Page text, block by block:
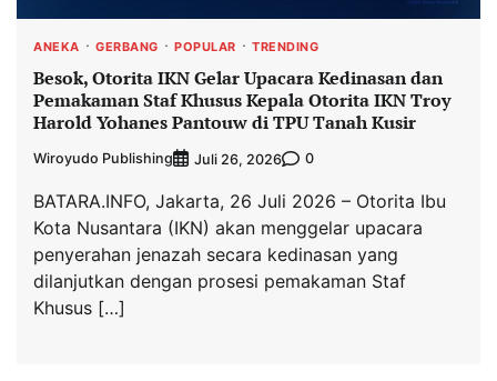
ANEKA GERBANG POPULAR TRENDING
Besok, Otorita IKN Gelar Upacara Kedinasan dan
Pemakaman Staf Khusus Kepala Otorita IKN Troy
Harold Yohanes Pantouw di TPU Tanah Kusir
Wiroyudo Publishing Juli 26, 2026 0
BATARA.INFO, Jakarta, 26 Juli 2026 – Otorita Ibu
Kota Nusantara (IKN) akan menggelar upacara
penyerahan jenazah secara kedinasan yang
dilanjutkan dengan prosesi pemakaman Staf
Khusus […]